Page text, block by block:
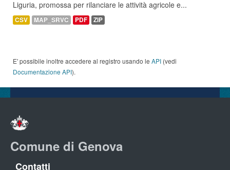
Liguria, promossa per rilanciare le attività agricole e...
CSV MAP_SRVC PDF ZIP
E' possibile inoltre accedere al registro usando le API (vedi
Documentazione API).
Comune di Genova
Contatti